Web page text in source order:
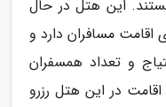
این هتل در حال
برای اقامت مسافران دارد و
و تعداد همسفران
در این هتل رزرو